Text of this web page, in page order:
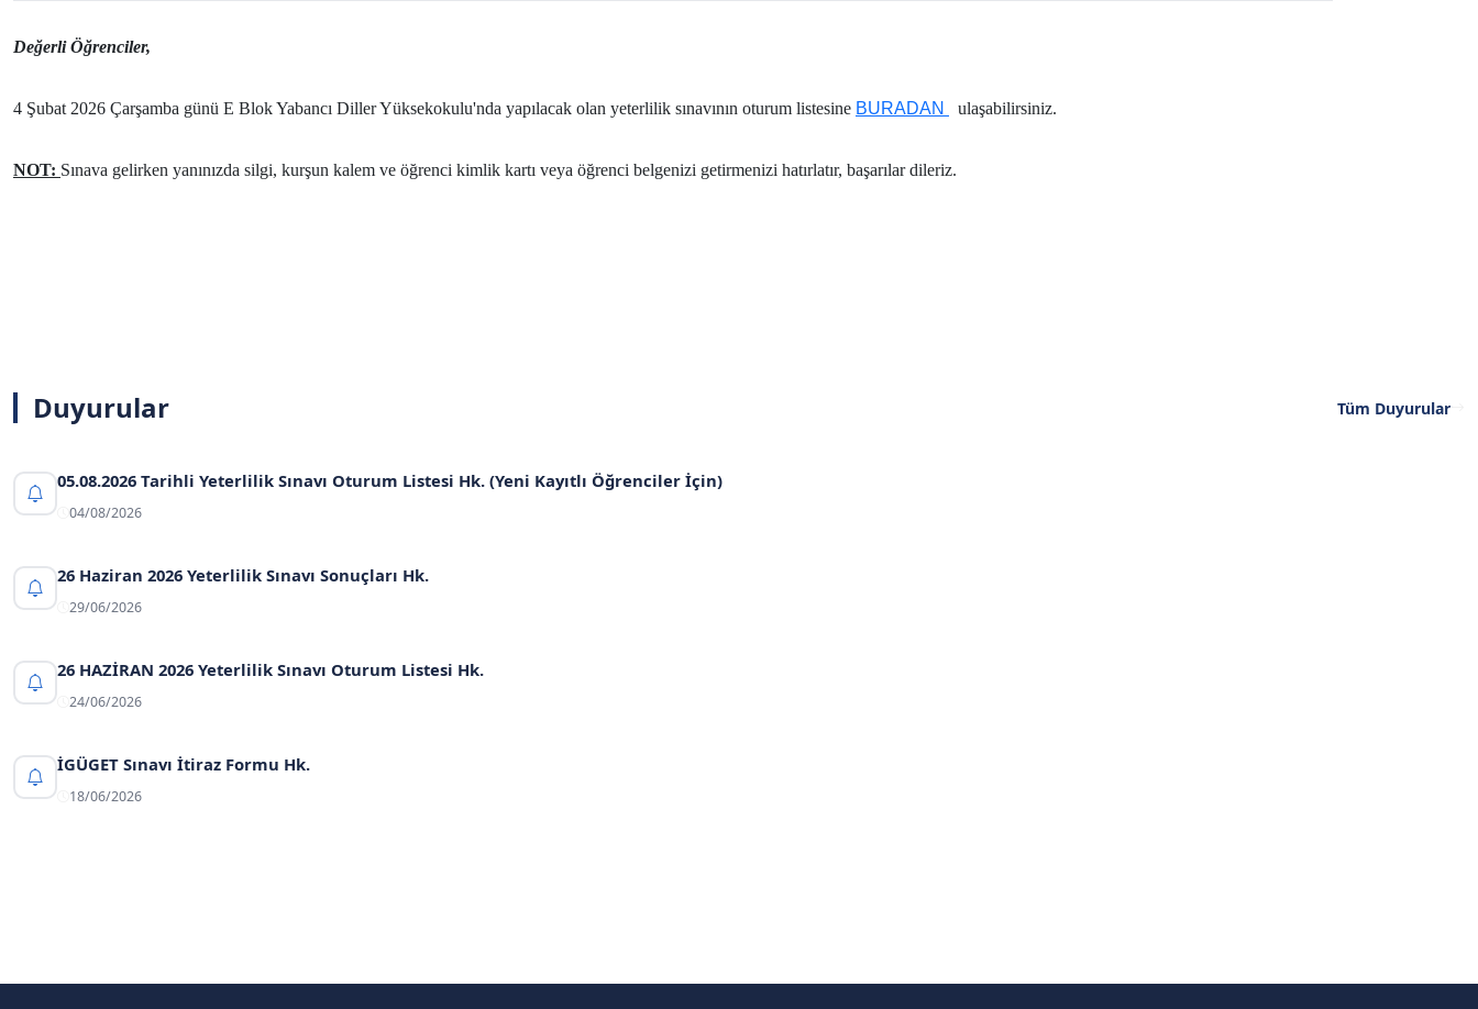
Değerli Öğrenciler,
4 Şubat 2026 Çarşamba günü E Blok Yabancı Diller Yüksekokulu'nda yapılacak olan yeterlilik sınavının oturum listesine BURADAN ulaşabilirsiniz.
NOT: Sınava gelirken yanınızda silgi, kurşun kalem ve öğrenci kimlik kartı veya öğrenci belgenizi getirmenizi hatırlatır, başarılar dileriz.
Duyurular Tüm Duyurular
05.08.2026 Tarihli Yeterlilik Sınavı Oturum Listesi Hk. (Yeni Kayıtlı Öğrenciler İçin)
04/08/2026
26 Haziran 2026 Yeterlilik Sınavı Sonuçları Hk.
29/06/2026
26 HAZİRAN 2026 Yeterlilik Sınavı Oturum Listesi Hk.
24/06/2026
İGÜGET Sınavı İtiraz Formu Hk.
18/06/2026